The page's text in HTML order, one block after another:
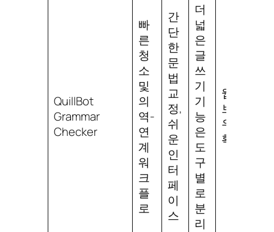
QuillBot
Grammar
Checker
빠
른
청
소
및
의
역-
연
계
워
크
플
로
간
단
한
문
법
교
정,
쉬
운
인
터
페
이
스
더
넓
은
글
쓰
기
기
능
은
도
구
별
로
분
리
웹,
브라
우저
확장